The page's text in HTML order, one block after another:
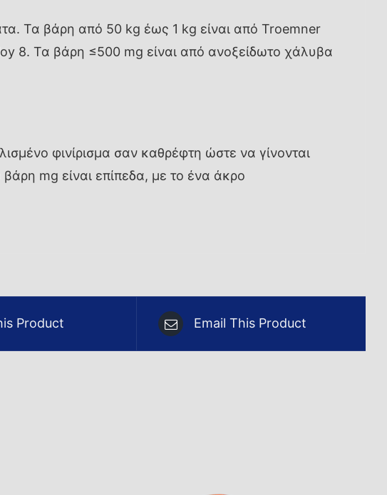
Τα βάρη από 50 kg έως 1 kg είναι από Troemner
8. Τα βάρη ≤500 mg είναι από ανοξείδωτο χάλυβα
φινίρισμα σαν καθρέφτη ώστε να γίνονται
mg είναι επίπεδα, με το ένα άκρο
Product Email This Product